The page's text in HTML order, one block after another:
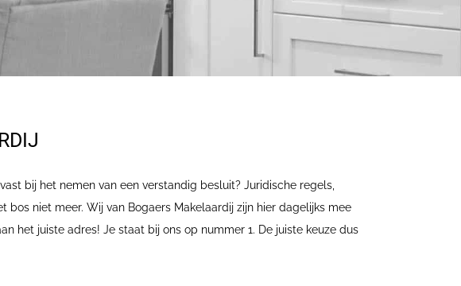
bij het nemen van een verstandig besluit? Juridische regels,
niet meer. Wij van Bogaers Makelaardij zijn hier dagelijks mee
het juiste adres! Je staat bij ons op nummer 1. De juiste keuze dus